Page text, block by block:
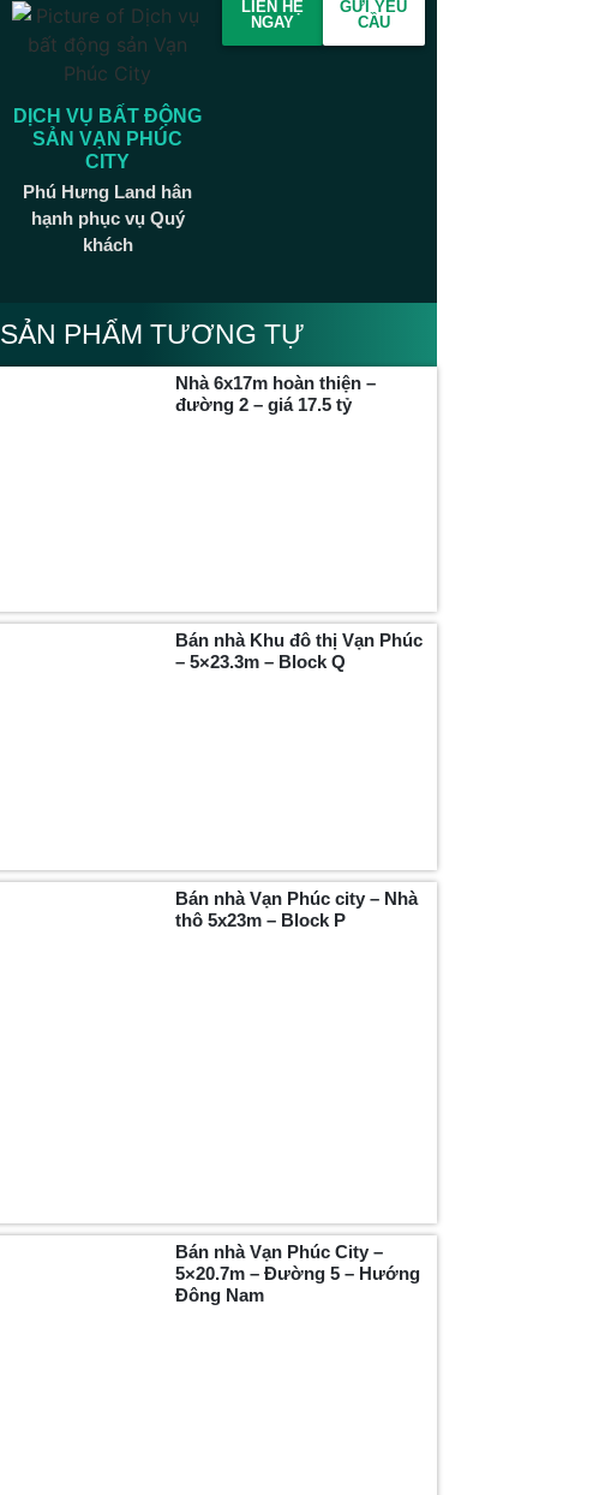
DỊCH VỤ BẤT ĐỘNG
SẢN VẠN PHÚC
CITY
Phú Hưng Land hân
hạnh phục vụ Quý
khách
LIÊN HỆ
NGAY
GỬI YÊU
CẦU
SẢN PHẨM TƯƠNG TỰ
Nhà 6x17m hoàn thiện –
đường 2 – giá 17.5 tỷ
Bán nhà Khu đô thị Vạn Phúc
– 5×23.3m – Block Q
Bán nhà Vạn Phúc city – Nhà
thô 5x23m – Block P
Bán nhà Vạn Phúc City –
5×20.7m – Đường 5 – Hướng
Đông Nam